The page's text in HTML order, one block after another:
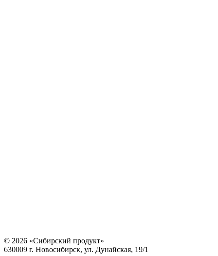
© 2026 «Сибирский продукт»
630009 г. Новосибирск, ул. Дунайская, 19/1